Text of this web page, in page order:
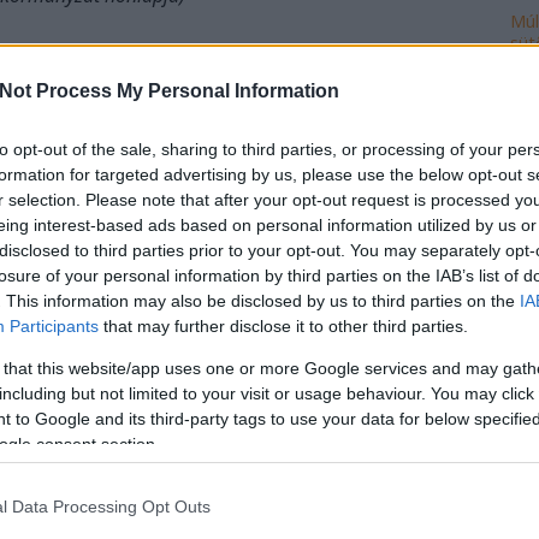
Process My Personal Information
opt-out of the sale, sharing to third parties, or processing of your
for targeted advertising by us, please use the below opt-out
selection. Please note that after your opt-out request is processed
interest-based ads based on personal information utilized by us
to third parties prior to your opt-out. You may separately
of your personal information by third parties on the IAB’s list of
This information may also be disclosed by us to third parties on the
Participants that may further disclose it to other third parties.
that this website/app uses one or more Google services and may
but not limited to your visit or usage behaviour. You may
to Google and its third-party tags to use your data for below
consent section.
Data Processing Opt Outs
PM-EEE)
FÜGE-PM-EEE)
PM-EEE)
PM-EEE)
PM-EEE)
PM-EEE)
FÜGE-PM-EEE)